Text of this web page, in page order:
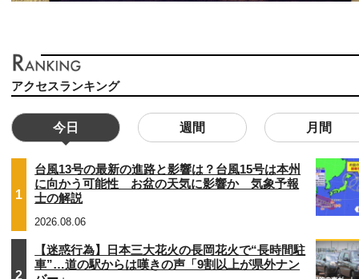
アクセスランキング
今日 週間 月間
1
台風13号の最新の進路と影響は？台風15号は本州
に向かう可能性 お盆の天気に影響か 気象予報
士の解説
2026.08.06
2
【迷惑行為】日本三大花火の長岡花火で“長時間駐
車”…道の駅からは嘆きの声「9割以上が県外ナン